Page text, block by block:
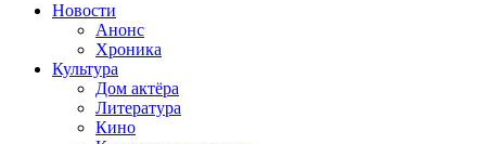
Новости
Анонс
Хроника
Культура
Дом актёра
Литература
Кино